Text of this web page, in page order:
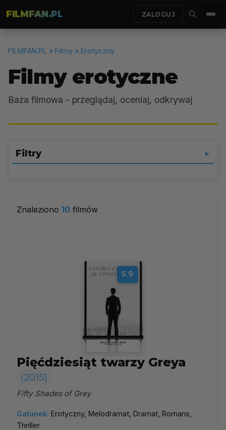
FILMFAN.PL ZALOGUJ
FILMFAN.PL » Filmy » Erotyczny
Filmy erotyczne
Baza filmowa - przeglądaj, oceniaj, odkrywaj
Filtry ▼
Znaleziono 10 filmów
5.9
Pięćdziesiąt twarzy Greya
(2015)
Fifty Shades of Grey
Gatunek: Erotyczny, Melodramat, Dramat, Romans,
Thriller